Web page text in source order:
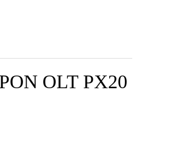
OLT PX20